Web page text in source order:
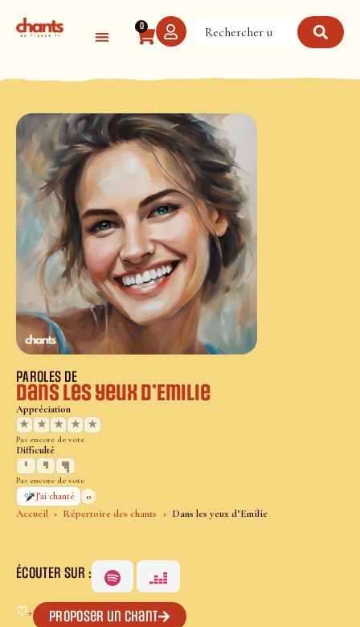
0
Accueil Répertoire des chants Dans les yeux d’Emilie
PAROLES DE
Dans les yeux d’Emilie
Appréciation
★
★ ★ ★ ★
Pas encore de vote
Difficulté
Pas encore de vote
J’ai chanté
0
ÉCOUTER SUR :
♡+ Proposer un chant